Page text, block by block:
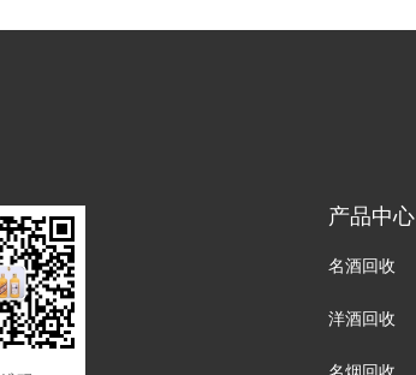
产品中心
名酒回收
洋酒回收
名烟回收